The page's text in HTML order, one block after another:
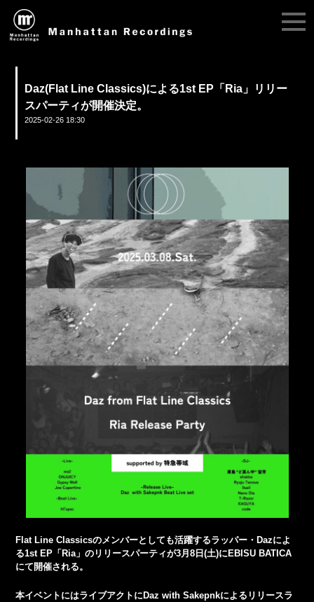
Daz(Flat Line Classics)による1st EP「Ria」リリー
スパーティが開催決定。
2025-02-26 18:30
Flat Line Classicsのメンバーとしても活躍するラッパー・Dazによ
る1st EP「Ria」のリリースパーティが3月8日(土)にEBISU BATICA
にて開催される。
本イベントにはライブアクトにDaz with Sakepnkによるリリースラ